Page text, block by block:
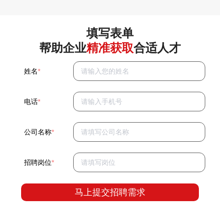
填写表单
帮助企业精准获取合适人才
姓名*
电话*
公司名称*
招聘岗位*
马上提交招聘需求